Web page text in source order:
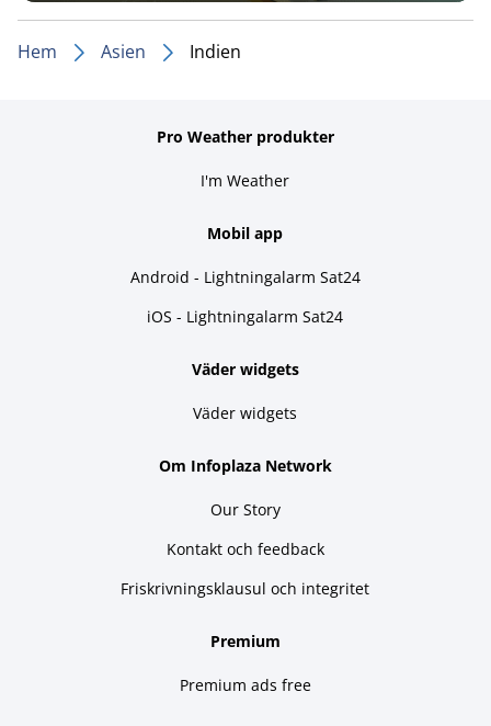
Hem Asien Indien
Pro Weather produkter
I'm Weather
Mobil app
Android - Lightningalarm Sat24
iOS - Lightningalarm Sat24
Väder widgets
Väder widgets
Om Infoplaza Network
Our Story
Kontakt och feedback
Friskrivningsklausul och integritet
Premium
Premium ads free